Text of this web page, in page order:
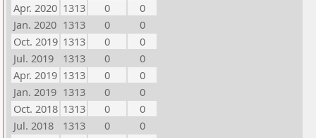
Apr. 2020 1313 0
0
Jan. 2020 1313 0
0
Oct. 2019 1313 0
0
Jul. 2019
1313 0
0
Apr. 2019 1313 0
0
Jan. 2019 1313 0
0
Oct. 2018 1313 0
0
Jul. 2018
1313 0
0